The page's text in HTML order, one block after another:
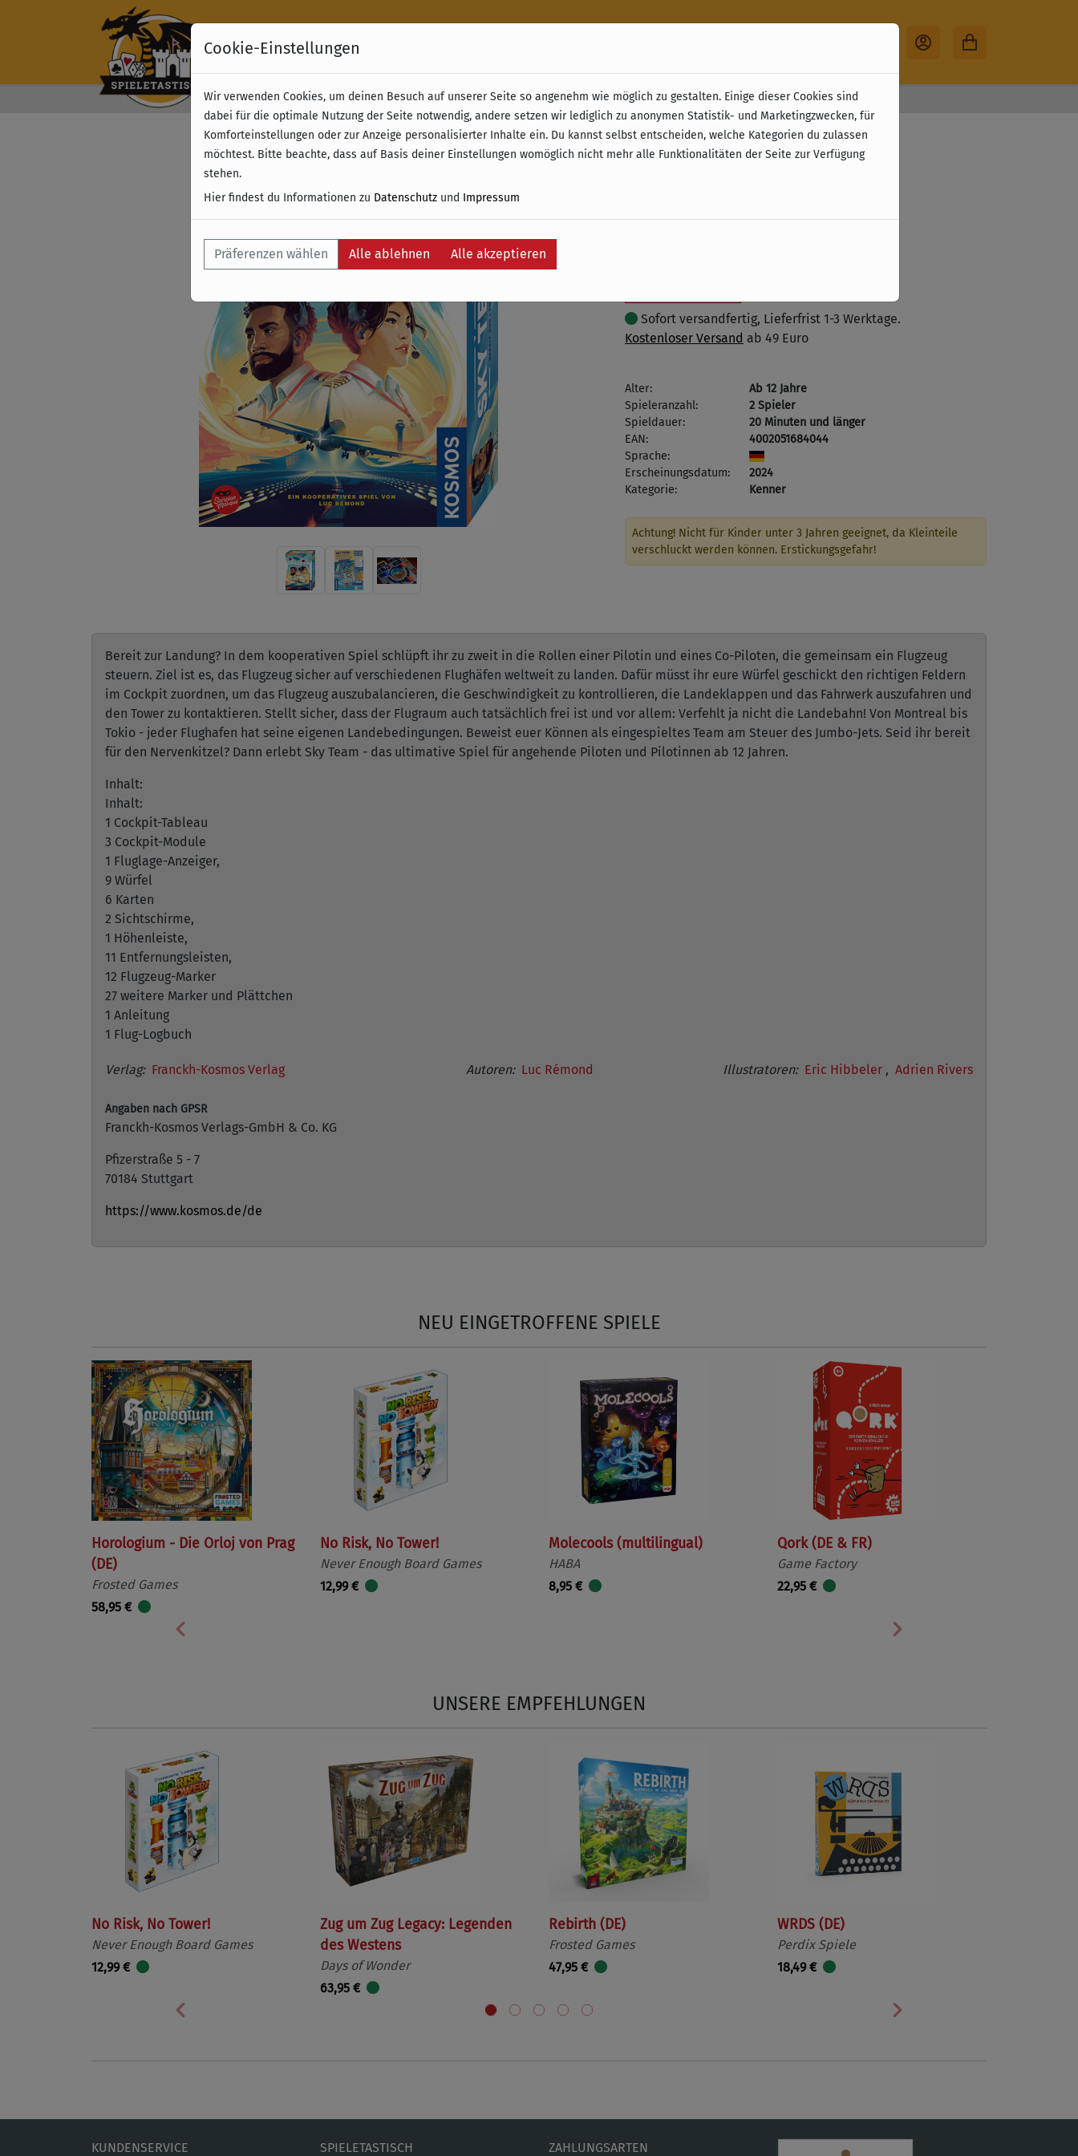
Kostenloser Versand & Retoure ab 49 € (innerhalb Deutschlands) 30 Tage Rückgabe
Sky Team (DE)
Sofort versandfertig, Lieferfrist 1-3 Werktage.
Kostenloser Versand ab 49 Euro
Alter:
Ab 12 Jahre
Spieleranzahl:
2 Spieler
Spieldauer:
20 Minuten und länger
EAN:
4002051684044
Sprache:
Erscheinungsdatum:
2024
Kategorie:
Kenner
Achtung! Nicht für Kinder unter 3 Jahren geeignet, da Kleinteile
verschluckt werden können. Erstickungsgefahr!
Bereit zur Landung? In dem kooperativen Spiel schlüpft ihr zu zweit in die Rollen einer Pilotin und eines Co-Piloten, die gemeinsam ein Flugzeug
steuern. Ziel ist es, das Flugzeug sicher auf verschiedenen Flughäfen weltweit zu landen. Dafür müsst ihr eure Würfel geschickt den richtigen Feldern
im Cockpit zuordnen, um das Flugzeug auszubalancieren, die Geschwindigkeit zu kontrollieren, die Landeklappen und das Fahrwerk auszufahren und
den Tower zu kontaktieren. Stellt sicher, dass der Flugraum auch tatsächlich frei ist und vor allem: Verfehlt ja nicht die Landebahn! Von Montreal bis
Tokio - jeder Flughafen hat seine eigenen Landebedingungen. Beweist euer Können als eingespieltes Team am Steuer des Jumbo-Jets. Seid ihr bereit
für den Nervenkitzel? Dann erlebt Sky Team - das ultimative Spiel für angehende Piloten und Pilotinnen ab 12 Jahren.
Inhalt:
Inhalt:
1 Cockpit-Tableau
3 Cockpit-Module
1 Fluglage-Anzeiger,
9 Würfel
6 Karten
2 Sichtschirme,
1 Höhenleiste,
11 Entfernungsleisten,
12 Flugzeug-Marker
27 weitere Marker und Plättchen
1 Anleitung
1 Flug-Logbuch
Verlag: Franckh-Kosmos Verlag
Angaben nach GPSR
Franckh-Kosmos Verlags-GmbH & Co. KG
Pfizerstraße 5 - 7
70184 Stuttgart
https://www.kosmos.de/de
Autoren: Luc Rémond Illustratoren: Eric Hibbeler , Adrien Rivers
NEU EINGETROFFENE SPIELE
Horologium - Die Orloj von Prag
(DE)
Frosted Games
58,95 €
No Risk, No Tower!
Never Enough Board Games
12,99 €
Molecools (multilingual)
HABA
8,95 €
Qork (DE & FR)
Game Factory
22,95 €
Vorherige Nächste
UNSERE EMPFEHLUNGEN
No Risk, No Tower!
Never Enough Board Games
12,99 €
Zug um Zug Legacy: Legenden
des Westens
Days of Wonder
63,95 €
Rebirth (DE)
Frosted Games
47,95 €
WRDS (DE)
Perdix Spiele
18,49 €
Vorherige Nächste
KUNDENSERVICE SPIELETASTISCH ZAHLUNGSARTEN
Cookie-Einstellungen
Wir verwenden Cookies, um deinen Besuch auf unserer Seite so angenehm wie möglich zu gestalten. Einige dieser Cookies sind
dabei für die optimale Nutzung der Seite notwendig, andere setzen wir lediglich zu anonymen Statistik- und Marketingzwecken, für
Komforteinstellungen oder zur Anzeige personalisierter Inhalte ein. Du kannst selbst entscheiden, welche Kategorien du zulassen
möchtest. Bitte beachte, dass auf Basis deiner Einstellungen womöglich nicht mehr alle Funktionalitäten der Seite zur Verfügung
stehen.
Hier findest du Informationen zu Datenschutz und Impressum
Präferenzen wählen Alle ablehnen Alle akzeptieren